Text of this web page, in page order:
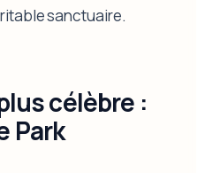
sanctuaire.
célèbre :
Park